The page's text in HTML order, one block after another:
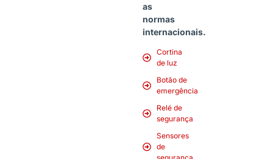
as
normas
internacionais.
Cortina
de luz
Botão de
emergência
Relé de
segurança
Sensores
de